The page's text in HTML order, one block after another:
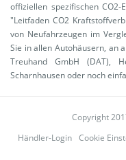
offiziellen spezifischen
"Leitfaden CO2
von Neufahrzeugen im
Sie in allen Autohäusern, an
Treuhand GmbH (DAT),
Scharnhausen oder noch
Copyright
Händler-Login
Cookie